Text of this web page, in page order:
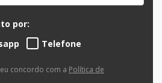
por:
Telefone
concordo com a Política de